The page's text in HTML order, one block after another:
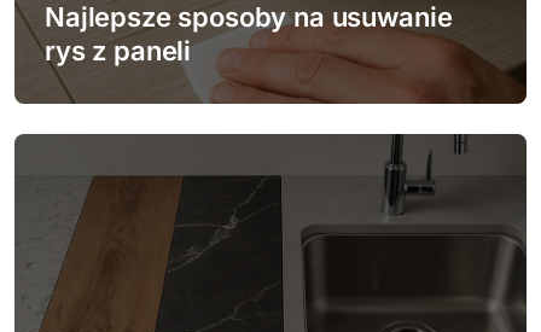
p
i
s
Najlepsze sposoby na usuwanie
rys z paneli